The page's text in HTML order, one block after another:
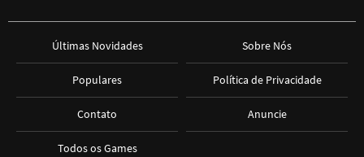
Últimas Novidades
Populares
Contato
Todos os Games
Sobre Nós
Política de Privacidade
Anuncie